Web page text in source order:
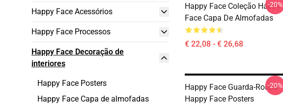
Happy Face Acessórios
Happy Face Processos
Happy Face Decoração de
interiores
Happy Face Posters
Happy Face Capa de almofadas
Happy Face Coleção Happy
Face Capa De Almofadas
€ 22,08 - € 26,68
-20%
Happy Face Guarda-Roupa
Happy Face Posters
-20%